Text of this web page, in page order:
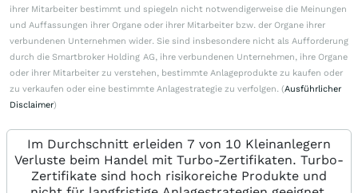
ihrer Mitarbeiter bestimmt und spiegeln nicht notwendigerweise die Meinungen
und Auffassungen ihrer Organe oder ihrer Mitarbeiter bzw. der Organe ihrer
verbundenen Unternehmen wider. Sie sind insbesondere nicht als Aufforderung
durch die Smartbroker Holding AG, ihre verbundenen Unternehmen, ihre Organe
oder ihrer Mitarbeiter zu verstehen, bestimmte Anlageprodukte zu kaufen oder
zu verkaufen oder eine bestimmte Anlagestrategie zu verfolgen. (Ausführlicher
Disclaimer)
Im Durchschnitt erleiden 7 von 10 Kleinanlegern
Verluste beim Handel mit Turbo-Zertifikaten. Turbo-
Zertifikate sind hoch risikoreiche Produkte und